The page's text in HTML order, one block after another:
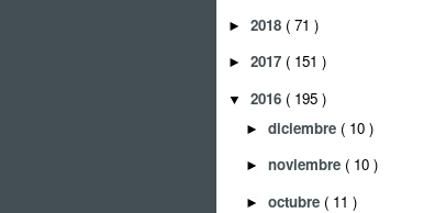
► 2018 ( 71 )
► 2017 ( 151 )
▼ 2016 ( 195 )
► diciembre ( 10 )
► noviembre ( 10 )
► octubre ( 11 )